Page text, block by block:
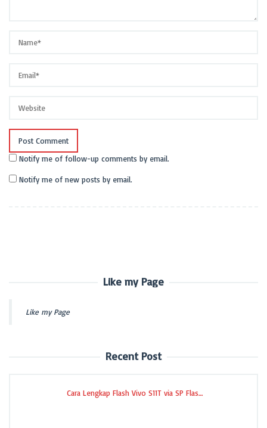
Notify me of follow-up comments by email.
Notify me of new posts by email.
Like my Page
Like my Page
Recent Post
Cara Lengkap Flash Vivo S11T via SP Flas…